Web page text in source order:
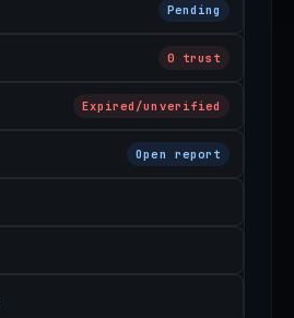
Pending
0 trust
Expired/unverified
Open report